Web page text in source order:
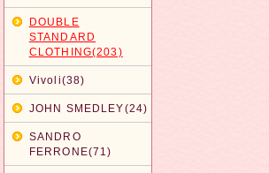
DOUBLE
STANDARD
CLOTHING(203)
Vivoli(38)
JOHN SMEDLEY(24)
SANDRO
FERRONE(71)